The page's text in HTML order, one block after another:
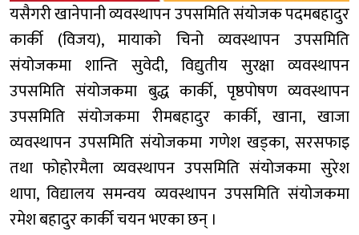
यसैगरी खानेपानी व्यवस्थापन उपसमिति संयोजक पदमबहादुर
कार्की (विजय), मायाको चिनो व्यवस्थापन उपसमिति
संयोजकमा शान्ति सुवेदी, विद्युतीय सुरक्षा व्यवस्थापन
उपसमिति संयोजकमा बुद्ध कार्की, पृष्ठपोषण व्यवस्थापन
उपसमिति संयोजकमा रीमबहादुर कार्की, खाना, खाजा
व्यवस्थापन उपसमिति संयोजकमा गणेश खड्का, सरसफाइ
तथा फोहोरमैला व्यवस्थापन उपसमिति संयोजकमा सुरेश
थापा, विद्यालय समन्वय व्यवस्थापन उपसमिति संयोजकमा
रमेश बहादुर कार्की चयन भएका छन् ।